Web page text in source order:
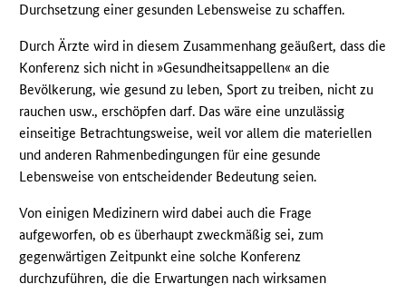
Durchsetzung einer gesunden Lebensweise zu schaffen.
Durch Ärzte wird in diesem Zusammenhang geäußert, dass die
Konferenz sich nicht in »Gesundheitsappellen« an die
Bevölkerung, wie gesund zu leben, Sport zu treiben, nicht zu
rauchen usw., erschöpfen darf. Das wäre eine unzulässig
einseitige Betrachtungsweise, weil vor allem die materiellen
und anderen Rahmenbedingungen für eine gesunde
Lebensweise von entscheidender Bedeutung seien.
Von einigen Medizinern wird dabei auch die Frage
aufgeworfen, ob es überhaupt zweckmäßig sei, zum
gegenwärtigen Zeitpunkt eine solche Konferenz
durchzuführen, die die Erwartungen nach wirksamen